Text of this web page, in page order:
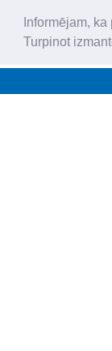
Informējam,
Turpinot